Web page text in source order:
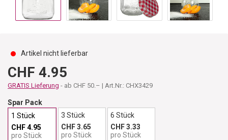
Artikel nicht lieferbar
CHF 4.95
GRATIS Lieferung - ab CHF 50.– | Art.Nr.: CHX3429
Spar Pack
1 Stück
CHF 4.95
pro Stück
3 Stück
CHF 3.65
pro Stück
6 Stück
CHF 3.33
pro Stück